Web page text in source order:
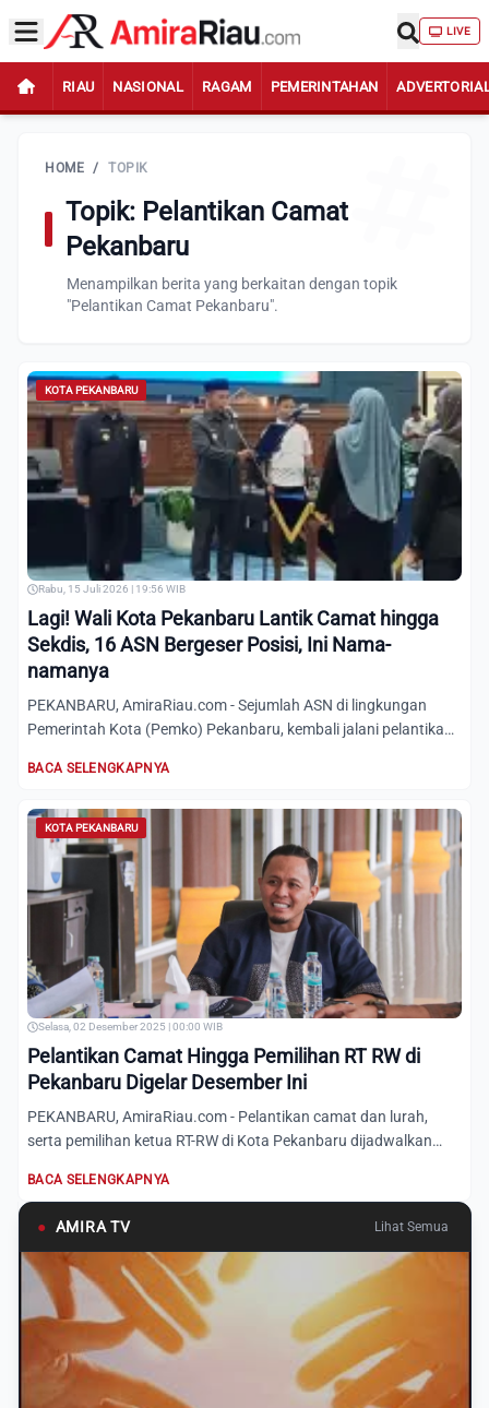
LIVE
RIAU NASIONAL RAGAM PEMERINTAHAN
HOME / TOPIK
Topik: Pelantikan Camat
Pekanbaru
Menampilkan berita yang berkaitan dengan topik
"Pelantikan Camat Pekanbaru".
KOTA PEKANBARU
Rabu, 15 Juli 2026 | 19:56 WIB
Lagi! Wali Kota Pekanbaru Lantik Camat hingga
Sekdis, 16 ASN Bergeser Posisi, Ini Nama-
namanya
PEKANBARU, AmiraRiau.com - Sejumlah ASN di lingkungan
Pemerintah Kota (Pemko) Pekanbaru, kembali jalani pelantikan
BACA SELENGKAPNYA
KOTA PEKANBARU
Selasa, 02 Desember 2025 | 00:00 WIB
Pelantikan Camat Hingga Pemilihan RT RW di
Pekanbaru Digelar Desember Ini
PEKANBARU, AmiraRiau.com - Pelantikan camat dan lurah,
serta pemilihan ketua RT-RW di Kota Pekanbaru dijadwalkan
BACA SELENGKAPNYA
● AMIRA TV Lihat Semua